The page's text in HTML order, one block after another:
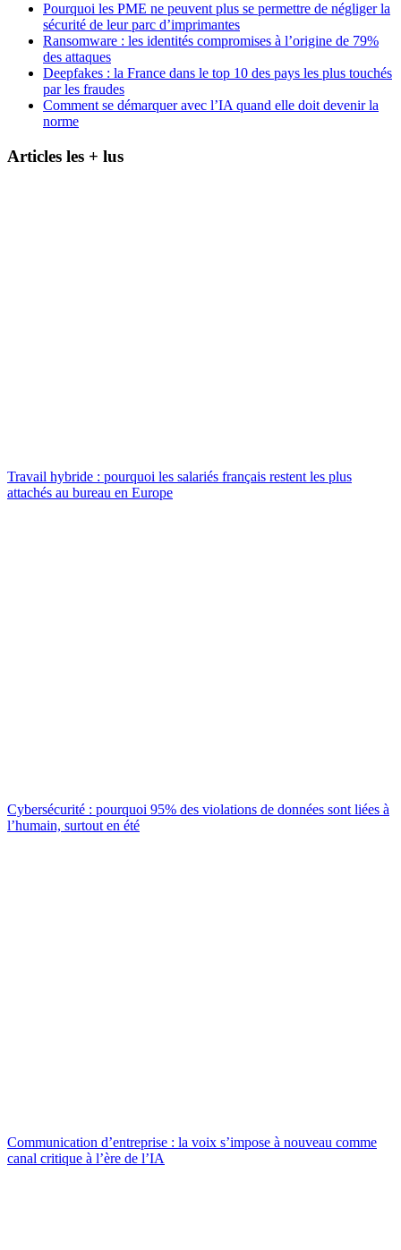
Pourquoi les PME ne peuvent plus se permettre de négliger la
sécurité de leur parc d’imprimantes
Ransomware : les identités compromises à l’origine de 79%
des attaques
Deepfakes : la France dans le top 10 des pays les plus touchés
par les fraudes
Comment se démarquer avec l’IA quand elle doit devenir la
norme
Articles les + lus
Travail hybride : pourquoi les salariés français restent les plus
attachés au bureau en Europe
Cybersécurité : pourquoi 95% des violations de données sont liées à
l’humain, surtout en été
Communication d’entreprise : la voix s’impose à nouveau comme
canal critique à l’ère de l’IA